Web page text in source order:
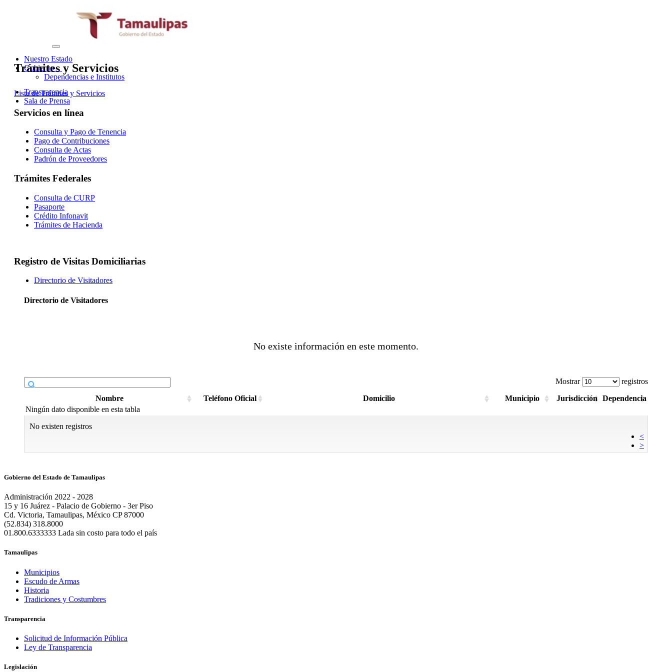
Interruptor
de
Navegación
Nuestro Estado
Gobierno
Dependencias e Institutos
Transparencia
Sala de Prensa
Trámites y Servicios
Lista de Trámites y Servicios
Servicios en línea
Consulta y Pago de Tenencia
Pago de Contribuciones
Consulta de Actas
Padrón de Proveedores
Trámites Federales
Consulta de CURP
Pasaporte
Crédito Infonavit
Trámites de Hacienda
Registro de Visitas Domiciliarias
Directorio de Visitadores
Directorio de Visitadores
No existe información en este momento.
Mostrar
registros
Nombre
Teléfono Oficial Domicilio Municipio Jurisdicción
Dependencia
Ningún dato disponible en esta tabla
No existen registros
<
>
Gobierno del Estado de Tamaulipas
Administración 2022 - 2028
15 y 16 Juárez - Palacio de Gobierno - 3er Piso
Cd. Victoria, Tamaulipas, México CP 87000
(52.834) 318.8000
01.800.6333333 Lada sin costo para todo el país
Tamaulipas
Municipios
Escudo de Armas
Historia
Tradiciones y Costumbres
Transparencia
Solicitud de Información Pública
Ley de Transparencia
Legislación